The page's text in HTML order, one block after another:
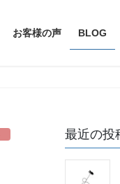
お客様の声 BLOG
最近の投